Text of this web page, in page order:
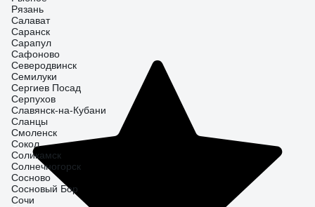
Рязань
Салават
Саранск
Сарапул
Сафоново
Северодвинск
Семилуки
Сергиев Посад
Серпухов
Славянск-на-Кубани
Сланцы
Смоленск
Сокол
Соликамск
Солнечногорск
Сосново
Сосновый Бор
Сочи